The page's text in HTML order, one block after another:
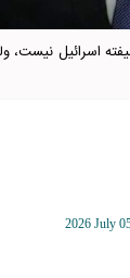
اسرائیل نیست،
2026 July